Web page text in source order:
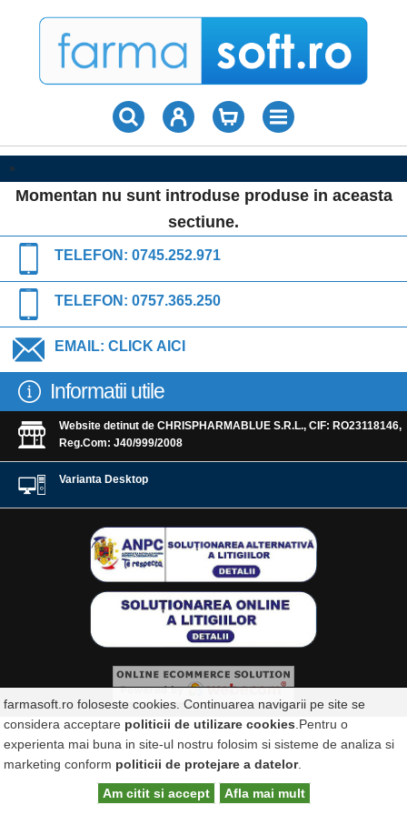
»
Momentan nu sunt introduse produse in aceasta
sectiune.
TELEFON: 0745.252.971
TELEFON: 0757.365.250
EMAIL: CLICK AICI
Informatii utile
Website detinut de CHRISPHARMABLUE S.R.L., CIF: RO23118146,
Reg.Com: J40/999/2008
Varianta Desktop
farmasoft.ro foloseste cookies. Continuarea navigarii pe site se
considera acceptare politicii de utilizare cookies .Pentru o
experienta mai buna in site-ul nostru folosim si sisteme de analiza si
marketing conform politicii de protejare a datelor.
Am citit si accept
Afla mai mult